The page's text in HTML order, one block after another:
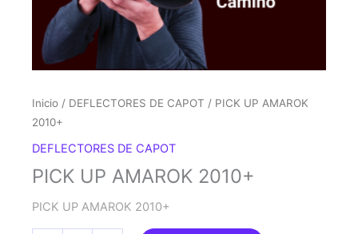
Inicio / DEFLECTORES DE CAPOT / PICK UP AMAROK
2010+
DEFLECTORES DE CAPOT
PICK UP AMAROK 2010+
PICK UP AMAROK 2010+